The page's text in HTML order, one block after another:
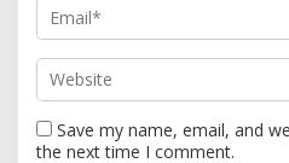
Save my name, email, and
the next time I comment.